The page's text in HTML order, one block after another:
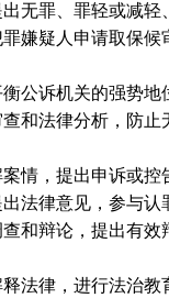
无罪、罪轻或减
嫌疑人申请取保候
公诉机关的强势
和法律分析，防止
情，提出申诉或控
法律意见，参与认
和辩论，提出有效
法律，进行法治